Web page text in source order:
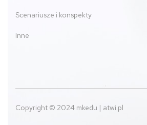
Scenariusze i konspekty
Inne
Copyright © 2024 mkedu | atwi.pl